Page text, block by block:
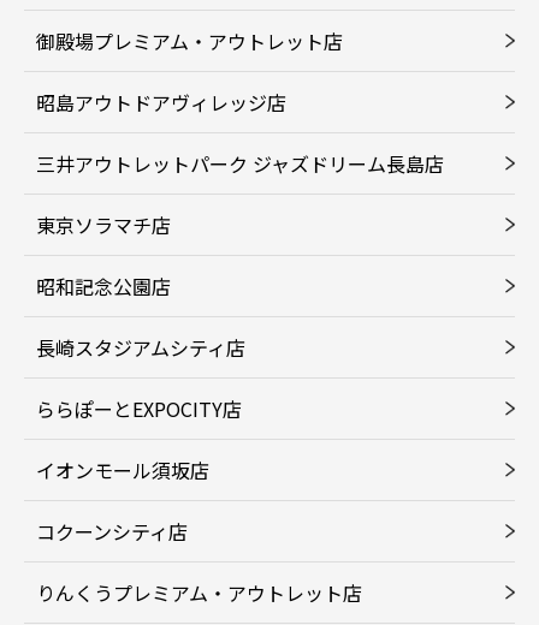
御殿場プレミアム・アウトレット店
昭島アウトドアヴィレッジ店
三井アウトレットパーク ジャズドリーム長島店
東京ソラマチ店
昭和記念公園店
長崎スタジアムシティ店
ららぽーとEXPOCITY店
イオンモール須坂店
コクーンシティ店
りんくうプレミアム・アウトレット店